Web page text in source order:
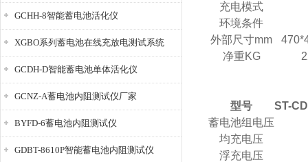
GCHH-8智能蓄电池活化仪
XGBO系列蓄电池在线充放电测试系统
GCDH-D智能蓄电池单体活化仪
GCNZ-A蓄电池内阻测试仪厂家
BYFD-6蓄电池内阻测试仪
GDBT-8610P智能蓄电池内阻测试仪
充电模式
环境条件
外部尺寸mm
净重KG
型号
ST-CD
蓄电池组电压
均充电压
浮充电压